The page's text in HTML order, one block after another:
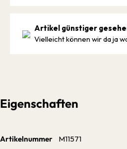
Artikel günstiger
Vielleicht können wir da ja
Eigenschaften
Artikelnummer M11571